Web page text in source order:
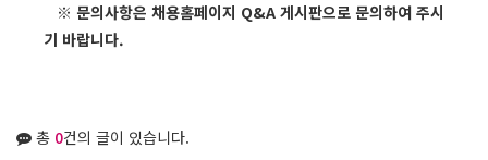
※ 문의사항은 채용홈페이지 Q&A 게시판으로 문의하여 주시
기 바랍니다.
총 0건의 글이 있습니다.